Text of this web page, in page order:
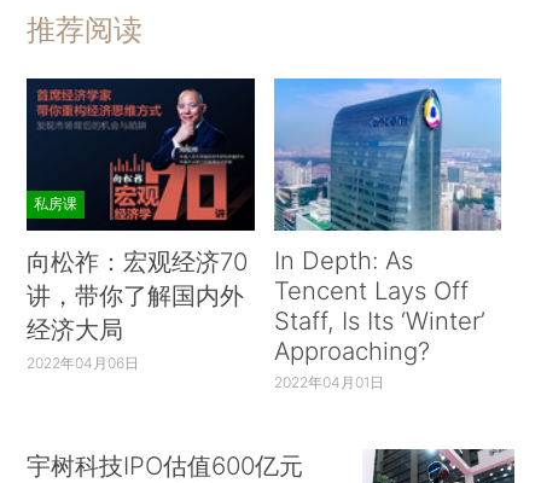
推荐阅读
私房课
向松祚：宏观经济70
讲，带你了解国内外
经济大局
2022年04月06日
In Depth: As
Tencent Lays Off
Staff, Is Its ‘Winter’
Approaching?
2022年04月01日
宇树科技IPO估值600亿元